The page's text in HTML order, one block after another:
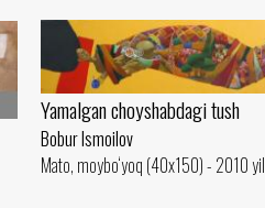
Yamalgan choyshabdagi tush
Bobur Ismoilov
Mato, moybo‘yoq (40x150) - 2010 yil